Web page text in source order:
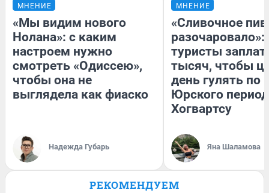
МНЕНИЕ
«Мы видим нового
Нолана»: с каким
настроем нужно
смотреть «Одиссею»,
чтобы она не
выглядела как фиаско
Надежда Губарь
МНЕНИЕ
«Сливочное
разочаровало»:
туристы
тысяч, чтобы
день гулять по
Юрского
Хогвартсу
Яна Шаламова
РЕКОМЕНДУЕМ